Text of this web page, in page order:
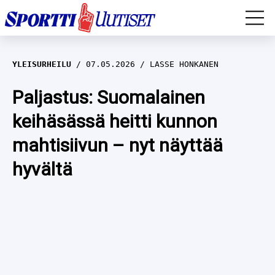
EM-YLEISURHEILU
JÄÄKIEKKO
YLEISURHEILU
WILMA HELTELÄ
TALVILAJIT
YLEISURHEILU 07.05.2026 LASSE HONKANEN
Paljastus: Suomalainen
keihäsässä heitti kunnon
mahtisiivun – nyt näyttää
hyvältä